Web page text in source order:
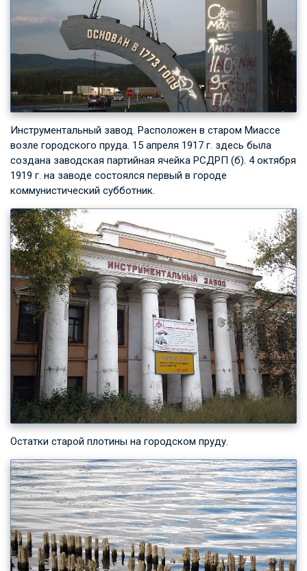
Инструментальный завод. Расположен в старом Миассе
возле городского пруда. 15 апреля 1917 г. здесь была
создана заводская партийная ячейка РСДРП (б). 4 октября
1919 г. на заводе состоялся первый в городе
коммунистический субботник.
Остатки старой плотины на городском пруду.